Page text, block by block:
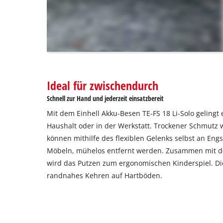
owner
needs
the
site
with
their
CMP
add
this
content
to
Ideal für zwischendurch
Schnell zur Hand und jederzeit einsatzbereit
Mit dem Einhell Akku-Besen TE-FS 18 Li-Solo
Haushalt oder in der Werkstatt. Trockener Schmutz
können mithilfe des flexiblen Gelenks selbst an
Möbeln, mühelos entfernt werden. Zusammen mit
wird das Putzen zum ergonomischen Kinderspiel.
randnahes Kehren auf Hartböden.